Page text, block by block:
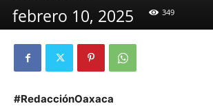
febrero 10, 2025 349
#RedacciónOaxaca